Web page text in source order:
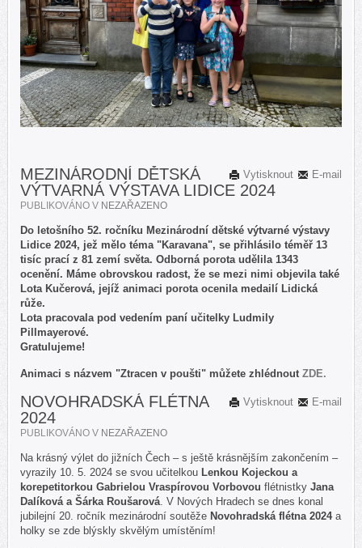
E-mail
Vytisknout
MEZINÁRODNÍ DĚTSKÁ
VÝTVARNÁ VÝSTAVA LIDICE 2024
PUBLIKOVÁNO V NEZAŘAZENO
Do letošního 52. ročníku Mezinárodní dětské výtvarné výstavy
Lidice 2024, jež mělo téma "Karavana", se přihlásilo téměř 13
tisíc prací z 81 zemí světa. Odborná porota udělila 1343
ocenění. Máme obrovskou radost, že se mezi nimi objevila také
Lota Kučerová, jejíž animaci porota ocenila medailí Lidická
růže.
Lota pracovala pod vedením paní učitelky Ludmily
Pillmayerové.
Gratulujeme!
Animaci s názvem "Ztracen v poušti" můžete zhlédnout ZDE.
E-mail
Vytisknout
NOVOHRADSKÁ FLÉTNA
2024
PUBLIKOVÁNO V NEZAŘAZENO
Na krásný výlet do jižních Čech – s ještě krásnějším zakončením –
vyrazily 10. 5. 2024 se svou učitelkou Lenkou Kojeckou a
korepetitorkou Gabrielou Vraspírovou Vorbovou flétnistky Jana
Dalíková a Šárka Roušarová . V Nových Hradech se dnes konal
jubilejní 20. ročník mezinárodní soutěže Novohradská flétna 2024a
holky se zde blýskly skvělým umístěním!